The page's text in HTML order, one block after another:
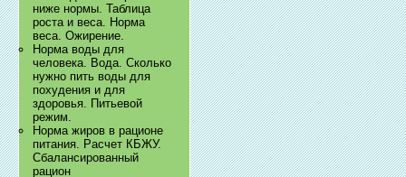
ниже нормы. Таблица
роста и веса. Норма
веса. Ожирение.
Норма воды для
человека. Вода. Сколько
нужно пить воды для
похудения и для
здоровья. Питьевой
режим.
Норма жиров в рационе
питания. Расчет КБЖУ.
Сбалансированный
рацион